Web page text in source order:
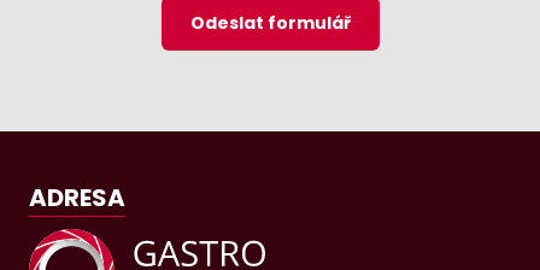
Odeslat formulář
ADRESA